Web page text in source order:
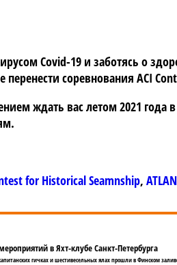
Covid-19 и заботясь о
соревнования ACI
ждать вас летом 2021
for Historical Seamnship,
в Яхт-клубе Санкт-Петербурга
гичках и шестивесельных ялах прошли в Финском